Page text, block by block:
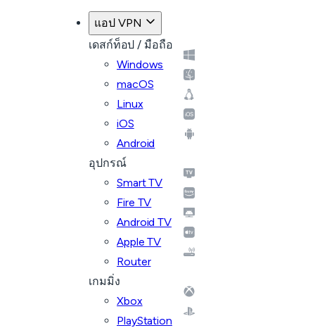
แอป VPN
เดสก์ท็อป / มือถือ
Windows
macOS
Linux
iOS
Android
อุปกรณ์
Smart TV
Fire TV
Android TV
Apple TV
Router
เกมมิ่ง
Xbox
PlayStation